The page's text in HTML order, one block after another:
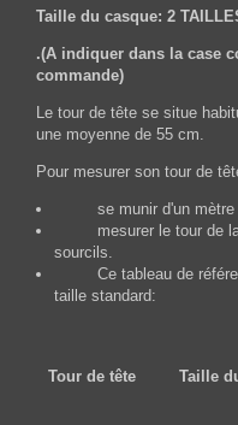
Taille du casque: 2
.(A indiquer dans la case
commande)
Le tour de tête se situe
une moyenne de 55 cm.
Pour mesurer son tour de
se munir d'un mètre
mesurer le tour de la
sourcils.
Ce tableau de
taille standard:
Tour de tête Taille